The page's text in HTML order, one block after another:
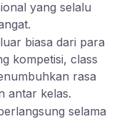
yang selalu
biasa dari para
kompetisi, class
rasa
antar kelas.
selama